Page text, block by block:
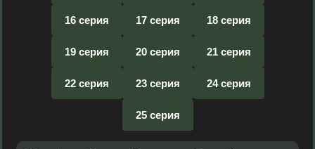
16 серия 17 серия 18 серия
19 серия 20 серия 21 серия
22 серия 23 серия 24 серия
25 серия